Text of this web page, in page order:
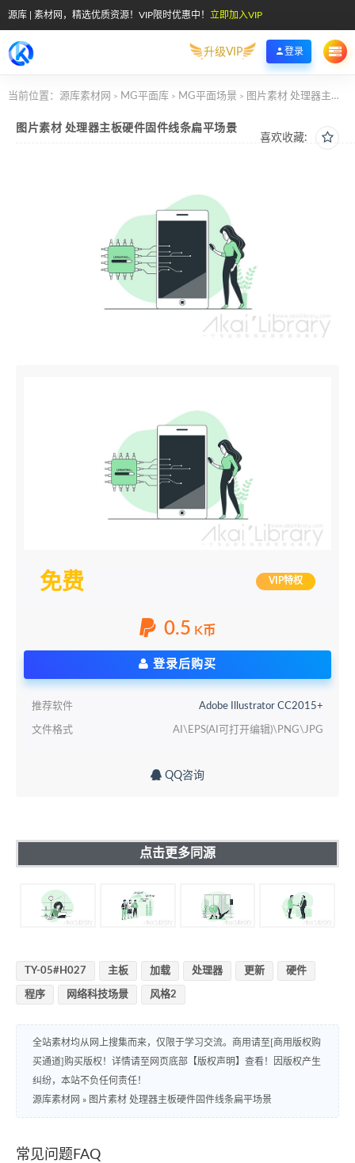
源库 | 素材网，精选优质资源！VIP限时优惠中！ 立即加入VIP
升级VIP 登录
当前位置： 源库素材网 > MG平面库 > MG平面场景 > 图片素材 处理器主板硬件固件线条扁平场景
喜欢收藏:
图片素材 处理器主板硬件固件线条扁平场景
免费 VIP特权
0.5 K币
登录后购买
推荐软件 Adobe Illustrator CC2015+
文件格式 AI\EPS(AI可打开编辑)\PNG\JPG
QQ咨询
点击更多同源
TY-05#H027 主板 加载 处理器 更新 硬件
程序 网络科技场景 风格2
全站素材均从网上搜集而来，仅限于学习交流。商用请至[商用版权购
买通道]购买版权！详情请至网页底部【版权声明】查看！因版权产生
纠纷，本站不负任何责任！
源库素材网 » 图片素材 处理器主板硬件固件线条扁平场景
常见问题FAQ